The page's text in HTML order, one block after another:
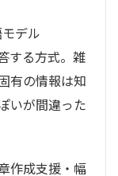
デル
する方式。雑
有の情報は知
いが間違った
作成支援・幅